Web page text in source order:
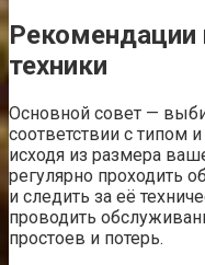
Рекомендации
техники
Основной совет —
соответствии с типом
исходя из размера
регулярно проходить
и следить за её
проводить
простоев и потерь.